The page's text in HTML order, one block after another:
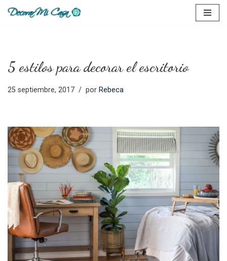
5 estilos para decorar el escritorio
25 septiembre, 2017 por Rebeca